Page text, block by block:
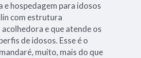
e hospedagem para idosos
com estrutura
e que atende os
de idosos. Esse é o
muito, mais do que